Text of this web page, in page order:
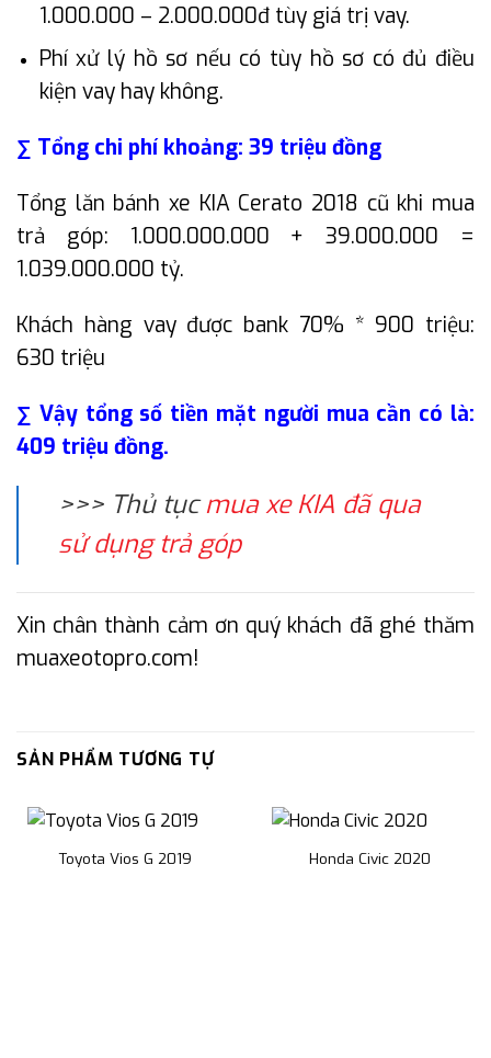
1.000.000 – 2.000.000đ tùy giá trị vay.
Phí xử lý hồ sơ nếu có tùy hồ sơ có đủ điều
kiện vay hay không.
∑ Tổng chi phí khoảng: 39 triệu đồng
Tổng lăn bánh xe KIA Cerato 2018 cũ khi mua
trả góp: 1.000.000.000 + 39.000.000 =
1.039.000.000 tỷ.
Khách hàng vay được bank 70% * 900 triệu:
630 triệu
∑ Vậy tổng số tiền mặt người mua cần có là:
409 triệu đồng.
>>> Thủ tụcmua xe KIA đã qua
sử dụng trả góp
Xin chân thành cảm ơn quý khách đã ghé thăm
muaxeotopro.com!
SẢN PHẨM TƯƠNG TỰ
Toyota Vios G 2019 Honda Civic 2020